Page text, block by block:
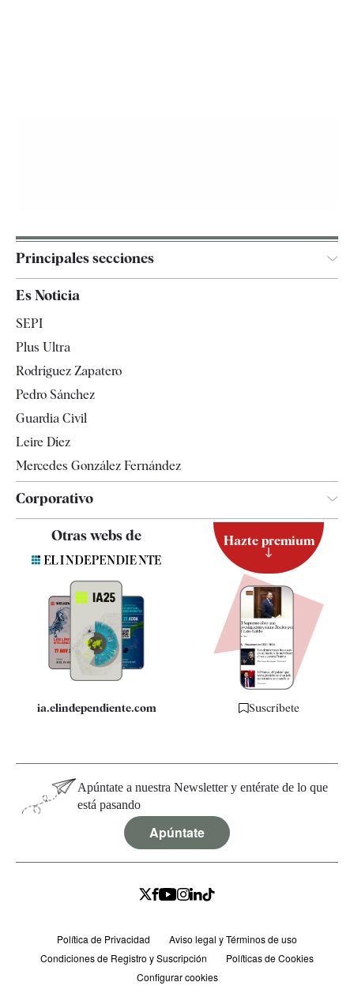
Principales secciones
España
Televisión
Es Noticia
SEPI
Plus Ultra
Rodríguez Zapatero
Pedro Sánchez
Guardia Civil
Leire Díez
Mercedes González Fernández
Corporativo
Contacto
Quiénes somos
Especificaciones
Otras webs de
ia.elindependiente.com
Hazte premium
Suscríbete
Apúntate a nuestra Newsletter y entérate de lo que
está pasando
Apúntate
Política de Privacidad
Aviso legal y Términos de uso
Condiciones de Registro y Suscripción
Políticas de Cookies
Configurar cookies